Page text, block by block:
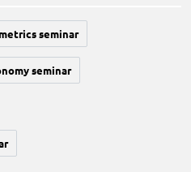
seminar
seminar